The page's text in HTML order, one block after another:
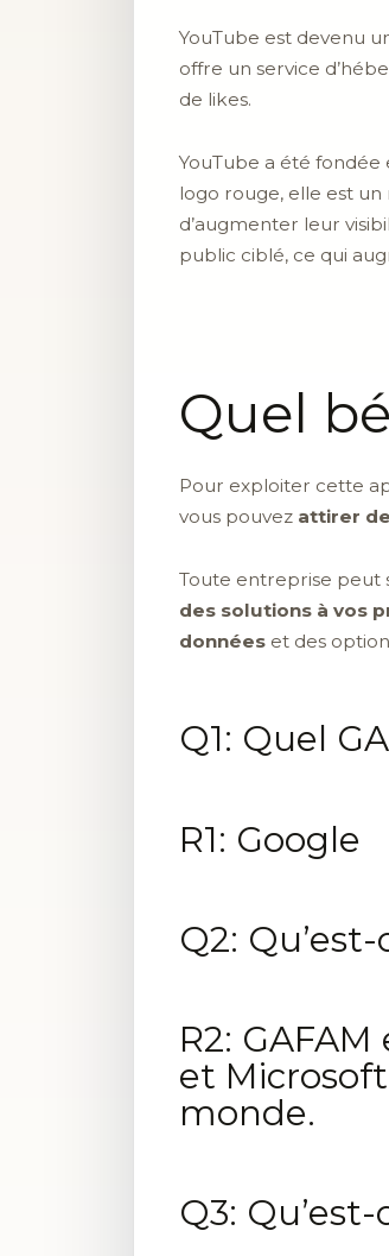
YouTube est devenu
offre un service
de likes.
YouTube a été fondée
logo rouge, elle est
d’augmenter leur
public ciblé, ce qui
Quel
Pour exploiter cette
vous pouvez attirer
Toute entreprise peut
des solutions à vos
données et des
Q1: Quel
R1: Google
Q2:
R2:
et
monde.
Q3: